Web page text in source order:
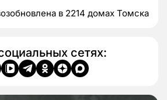
в 2214 домах Томска
сетях: